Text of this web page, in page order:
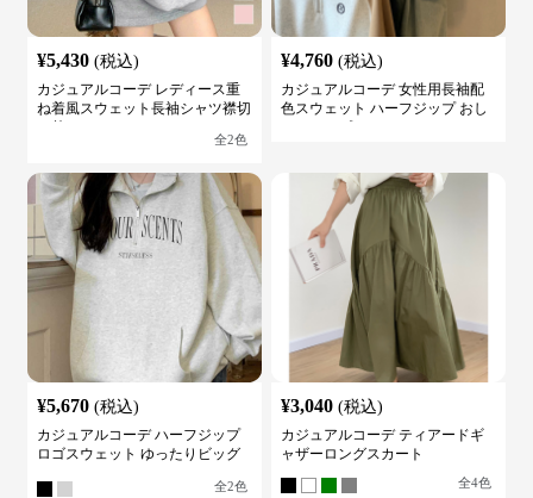
¥5,430 (税込)
カジュアルコーデ レディース重
ね着風スウェット長袖シャツ襟切
全2色
¥4,760 (税込)
カジュアルコーデ 女性用長袖配
色スウェット ハーフジップ おし
¥5,670 (税込)
カジュアルコーデ ハーフジップ
ロゴスウェット ゆったりビッグ
全2色
¥3,040 (税込)
カジュアルコーデ ティアードギ
ャザーロングスカート
全4色